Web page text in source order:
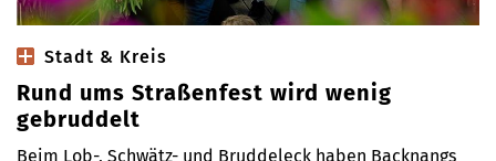
Stadt & Kreis
Rund ums Straßenfest wird wenig
gebruddelt
Beim Lob-, Schwätz- und Bruddeleck haben Backnangs